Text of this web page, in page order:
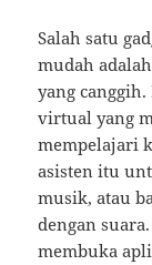
Salah satu
mudah
yang
virtual yang
mempelajari
asisten itu
musik, atau
dengan
membuka